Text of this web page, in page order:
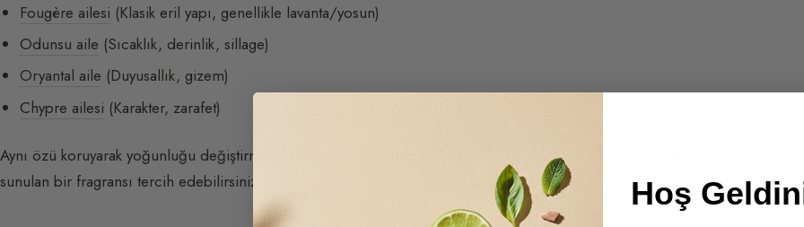
Fougère ailesi (Klasik eril yapı, genellikle lavanta/yosun)
Odunsu aile (Sıcaklık, derinlik, sillage)
Oryantal aile (Duyusallık, gizem)
Chypre ailesi (Karakter, zarafet)
Aynı özü koruyarak yoğunluğu değiştirmek için
, Eau de Toilette ve Eau de Parfum olarak
sunulan bir fragransı tercih edebilirsiniz.
Hoş